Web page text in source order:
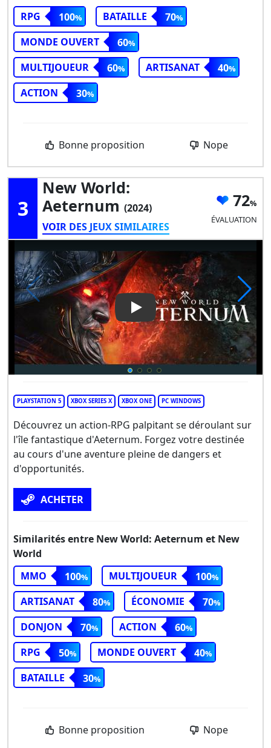
RPG
100 BATAILLE
70
MONDE OUVERT
60
MULTIJOUEUR
60 ARTISANAT
40
ACTION
30
Bonne proposition Nope
3
New World:
Aeternum (2024)
VOIR DES JEUX SIMILAIRES
72
ÉVALUATION
Play Video: New World:
PLAYSTATION 5 XBOX SERIES X XBOX ONE PC WINDOWS
Découvrez un action-RPG palpitant se déroulant sur
l'île fantastique d'Aeternum. Forgez votre destinée
au cours d'une aventure pleine de dangers et
d'opportunités.
ACHETER
Similarités entre New World: Aeternum et New
World
MMO
100 MULTIJOUEUR
100
ARTISANAT
80 ÉCONOMIE
70
DONJON
70 ACTION
60
RPG
50 MONDE OUVERT
40
BATAILLE
30
Bonne proposition Nope